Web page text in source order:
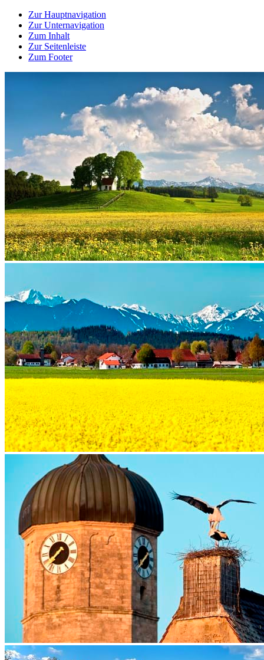
Zur Hauptnavigation
Zur Unternavigation
Zum Inhalt
Zur Seitenleiste
Zum Footer